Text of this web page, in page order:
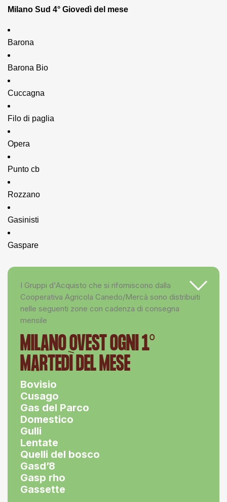
Milano Sud 4° Giovedì del mese
Barona
Barona Bio
Cuccagna
Filo di paglia
Opera
Punto cb
Rozzano
Gasinisti
Gaspare
I Gruppi d'Acquisto che si riforniscono dalla
Cooperativa Agricola Canedo/Mercà sono distribuiti
nelle seguenti zone con cadenza di consegna
mensile
MILANO OVEST OGNI 1°
MARTEDÌ DEL MESE
Bovisio
Cusago
Gas del Parco
Domestico
Gulli
Lentate
Quelli del bosco
Gasd’8
Gasp rho
Gassette